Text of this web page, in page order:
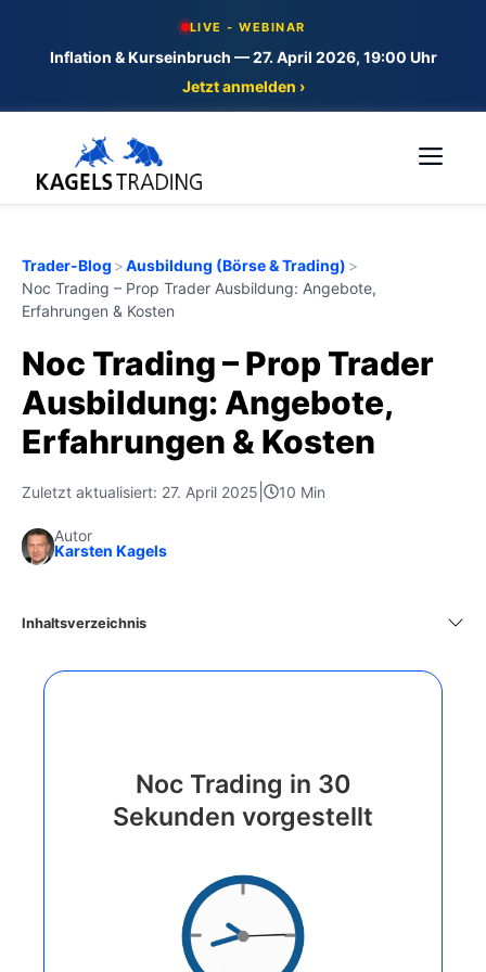
LIVE - WEBINAR
Inflation & Kurseinbruch — 27. April 2026, 19:00 Uhr
Jetzt anmelden ›
Trader-Blog >Ausbildung (Börse & Trading) >
Noc Trading – Prop Trader Ausbildung: Angebote,
Erfahrungen & Kosten
Noc Trading – Prop Trader
Ausbildung: Angebote,
Erfahrungen & Kosten
Zuletzt aktualisiert: 27. April 2025 10 Min
Autor
Karsten Kagels
Inhaltsverzeichnis
Noc Trading in 30
Sekunden vorgestellt